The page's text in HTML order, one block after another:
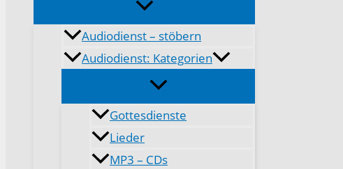
Audiodienst – stöbern
Audiodienst: Kategorien
Gottesdienste
Lieder
MP3 – CDs